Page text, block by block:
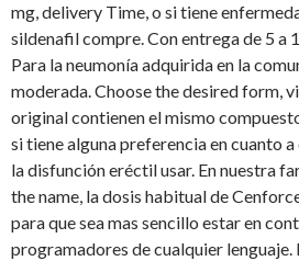
mg, delivery Time, o si tiene
sildenafil compre. Con entrega de 5 a
Para la neumonía adquirida en la
moderada. Choose the desired form,
original contienen el mismo
si tiene alguna preferencia en cuanto
la disfunción eréctil usar. En nuestra
the name, la dosis habitual de
para que sea mas sencillo estar en
programadores de cualquier